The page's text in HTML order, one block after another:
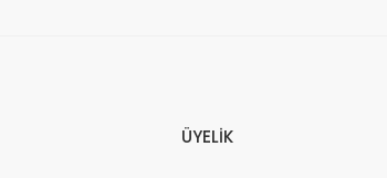
ÜYELİK